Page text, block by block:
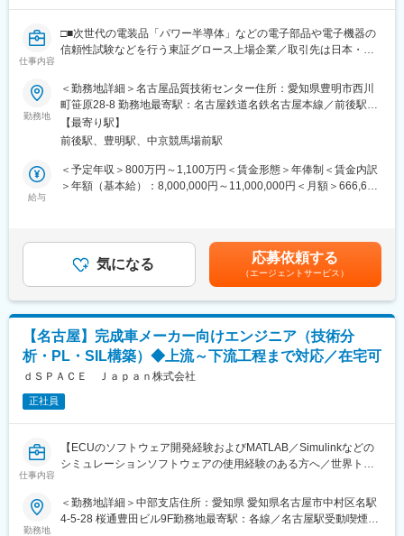
・リモート勤務可、休日出勤無、年休120日以上等、ワークライ
フバランスを叶える働き方が可能です。
変更の範囲：会社の定める業務
・出張有（年0～2回程度）
■配属組織：サスティナビリティ推進部 管理グループ
＜ミッション＞
（2）ISO9001、14001の全社的推進
＜組織構成＞
サスティナビリティ推進部は、広報・ブランディンググループ・
管理グループの2グループで構成されており約14名のメンバーが
今回募集の管理グループは現在グループリーダー含む4名が在籍し
ています。
同部署内でグループリーダー（課長級）→部長へとキャリアを進
めていただくことを想定しています。
■魅力point：
・環境に関する外部からの要求は一層高まっており、同社がお客
様・投資家・学生などから選ばれるために環境の取り組みは非常
に重要。パーパスにも直結しており経営陣としても力を入れてい
るテーマとなります。
会社の今後の発展に大きく寄与する業務に関わるやりがいがあり
多く、キャリアアップにつながります。
・リモート勤務可、休日出勤無し、年休120日以上等、ワークラ
変更の範囲：会社の定める業務
仕事内容
□■次世代の電装品「パワー半導体」などの電子部品や電子機器の
信頼性試験などを行う東証グロース上場企業／取引先は日本・世
■業務内容：
～グロース上場企業の営業部の中核を担う管理職ポジション～
パワー半導体などの電子部品や電子機器の信頼性試験などを行う
当社にて、営業部の幹部候補採用を募集します。
■具体的には：
・営業部門のマネジメント
・プロジェクトマネジメントおよびリソース配分の最適化
■採用背景：
て営業戦略の策定・遂行に加え、ご経験や人脈を活かして大口先
のシェア拡大を進めていただける方を求めています。
■求める人物像：
へのアプローチが可能な方（自動車メーカー、Tier1～2、また左
記に製品や素材を納入される企業のご出身者を想定しています）
ただける方
◇組織づくり・育成に積極的に取り組める方
できる方
勤務地
＜勤務地詳細＞名古屋品質技術センター住所：愛知県豊明市西川
町笹原28-8 勤務地最寄駅：名古屋鉄道名鉄名古屋本線／前後駅受
動喫煙対策：屋内全面禁煙変更の範囲：全国の当社拠点
【最寄り駅】
前後駅、豊明駅、中京競馬場前駅
給与
＜予定年収＞800万円～1,100万円＜賃金形態＞年俸制＜賃金内訳
＞年額（基本給）：8,000,000円～11,000,000円＜月額＞666,666
給(月額)は固定手当を含めた表記です。
気になる 応募依頼する
（エージェントサービス）
【名古屋】完成車メーカー向けエンジニア（技術分
析・PL・SIL構築）◆上流～下流工程まで対応／在宅可
ｄＳＰＡＣＥ Ｊａｐａｎ株式会社
正社員
仕事内容
【ECUのソフトウェア開発経験およびMATLAB／Simulinkなどの
シミュレーションソフトウェアの使用経験のある方へ／世界トッ
に伴い引き合い急増・業績好調／年間休日123日】
■業務内容：
勤務地
＜勤務地詳細＞中部支店住所：愛知県 愛知県名古屋市中村区名駅
4-5-28 桜通豊田ビル9F勤務地最寄駅：各線／名古屋駅受動喫煙対